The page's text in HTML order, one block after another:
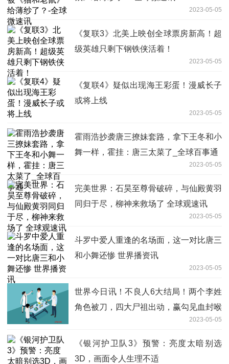
2023-05-05
《复联3》北美上映创全球票房新高！超
级英雄只剩下钢铁侠活着！
2023-05-05
《复联4》疑似出现海王彩蛋！漫威长子
或将上线
2023-05-05
霍雨浩抄袭唐三撩妹套路，拿下王冬和小
舞一样，霍挂：唐三太菜了_全球百事通
2023-05-05
完美世界：石昊至尊骨破碎，与仙殿黄羽
同归于尽，柳神来救场了 全球观速讯
2023-05-05
斗罗中爱人重逢的名场面，这一对比唐三
和小舞还惨 世界播资讯
2023-05-05
世界今日讯！不良人6大结局！两个李姓
角色被刀，四大尸祖出动，赢勾见血封喉
2023-05-05
《银河护卫队3》预警：亮度太暗别选
3D，画面令人生理不适